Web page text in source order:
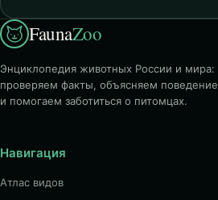
FaunaZoo
Энциклопедия животных России и мира:
проверяем факты, объясняем поведение
и помогаем заботиться о питомцах.
Навигация
Атлас видов